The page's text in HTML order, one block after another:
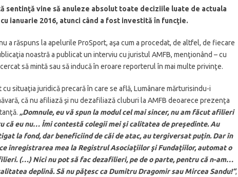
sentinţă vine să anuleze absolut toate deciziile luate de actuala
ianuarie 2016, atunci când a fost investită în funcţie.
a răspuns la apelurile ProSport, aşa cum a procedat, de altfel, de fiecare
noastră a publicat un interviu cu juristul AMFB, menţionând – cu
să mintă sau să inducă în eroare reporterul în mai multe privinţe.
situaţia juridică precară în care se află, Lumânare mărturisindu-i
că nu afiliază şi nu dezafiliază cluburi la AMFB deoarece prezenţa
„Domnule, eu vă spun la modul cel mai sincer, nu am făcut afilieri
că eu nu… Îmi contestă colegii mei şi calitatea de preşedinte. Au
la fond, dar beneficiind de căi de atac, au tergiversat puţin. Dar în
înregistrarea mea la Registrul Asociaţiilor şi Fundaţiilor, automat o
(…) Nici nu pot să fac dezafilieri, pe de o parte, pentru că n-am…
deplină. Să nu păţesc ca Dumitru Dragomir sau Mircea Sandu!“,